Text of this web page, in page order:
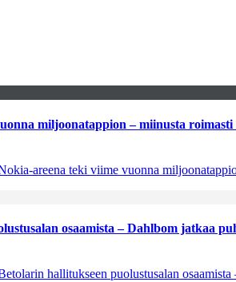
miljoonatappion – miinusta roimasti
areena teki viime vuonna
osaamista – Dahlbom jatkaa
hallitukseen puolustusalan